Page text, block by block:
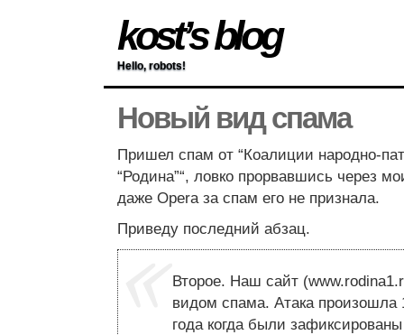
kost’s blog
Hello, robots!
Новый вид спама
Пришел спам от “Коалиции народно-
“Родина”“, ловко прорвавшись через
даже Opera за спам его не признала.
Приведу последний абзац.
Второе. Наш сайт
видом спама. Атака произошла
года когда были